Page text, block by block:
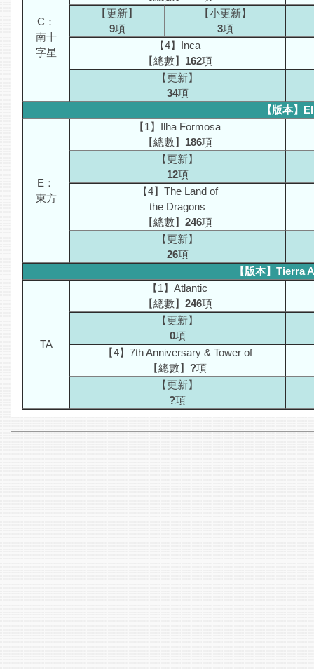
C：
南十
字星
【更新】
9項
【小更新】
3項
【4】Inca
【總數】 162項
【更新】
34項
【版本】
E：
東方
【1】Ilha Formosa
【總數】 186項
【更新】
12項
【4】The Land of
the Dragons
【總數】 246項
【更新】
26項
【版本】Tierra
TA
【1】Atlantic
【總數】 246項
【更新】
0項
【4】7th Anniversary & Tower of
【總數】 ?項
【更新】
?項